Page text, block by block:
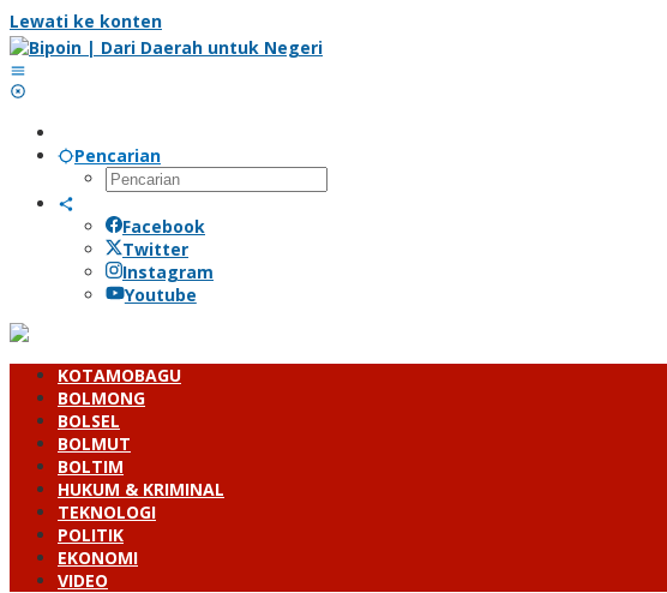
Lewati ke konten
Pencarian
Facebook
Twitter
Instagram
Youtube
KOTAMOBAGU
BOLMONG
BOLSEL
BOLMUT
BOLTIM
HUKUM & KRIMINAL
TEKNOLOGI
POLITIK
EKONOMI
VIDEO